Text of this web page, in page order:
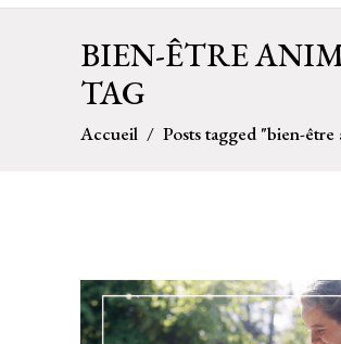
No products in the cart.
BIEN-ÊTRE
TAG
Accueil / Posts tagged "bien-être